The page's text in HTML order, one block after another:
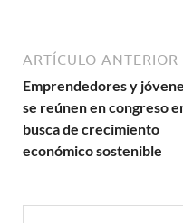
ARTÍCULO ANTERIOR
Emprendedores y
se reúnen en congreso
busca de crecimiento
económico sostenible